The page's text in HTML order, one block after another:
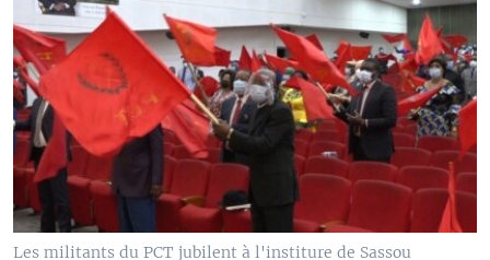
Les militants du PCT jubilent à l'institure de Sassou